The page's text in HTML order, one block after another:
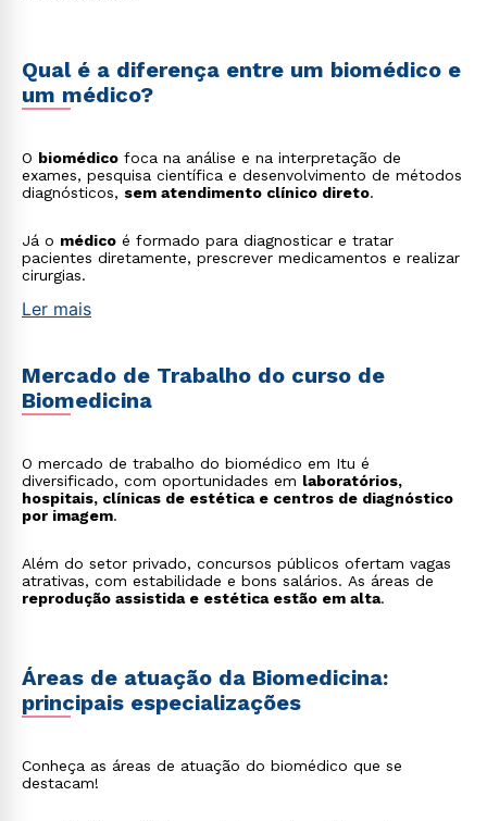
Qual é a diferença entre um biomédico e
um médico?
O biomédico foca na análise e na interpretação de
exames, pesquisa científica e desenvolvimento de métodos
diagnósticos, sem atendimento clínico direto.
Já o médico é formado para diagnosticar e tratar
pacientes diretamente, prescrever medicamentos e realizar
cirurgias.
Ler mais
Mercado de Trabalho do curso de
Biomedicina
O mercado de trabalho do biomédico em Itu é
diversificado, com oportunidades em laboratórios,
hospitais, clínicas de estética e centros de diagnóstico
por imagem.
Além do setor privado, concursos públicos ofertam vagas
atrativas, com estabilidade e bons salários. As áreas de
reprodução assistida e estética estão em alta.
Áreas de atuação da Biomedicina:
principais especializações
Conheça as áreas de atuação do biomédico que se
destacam!